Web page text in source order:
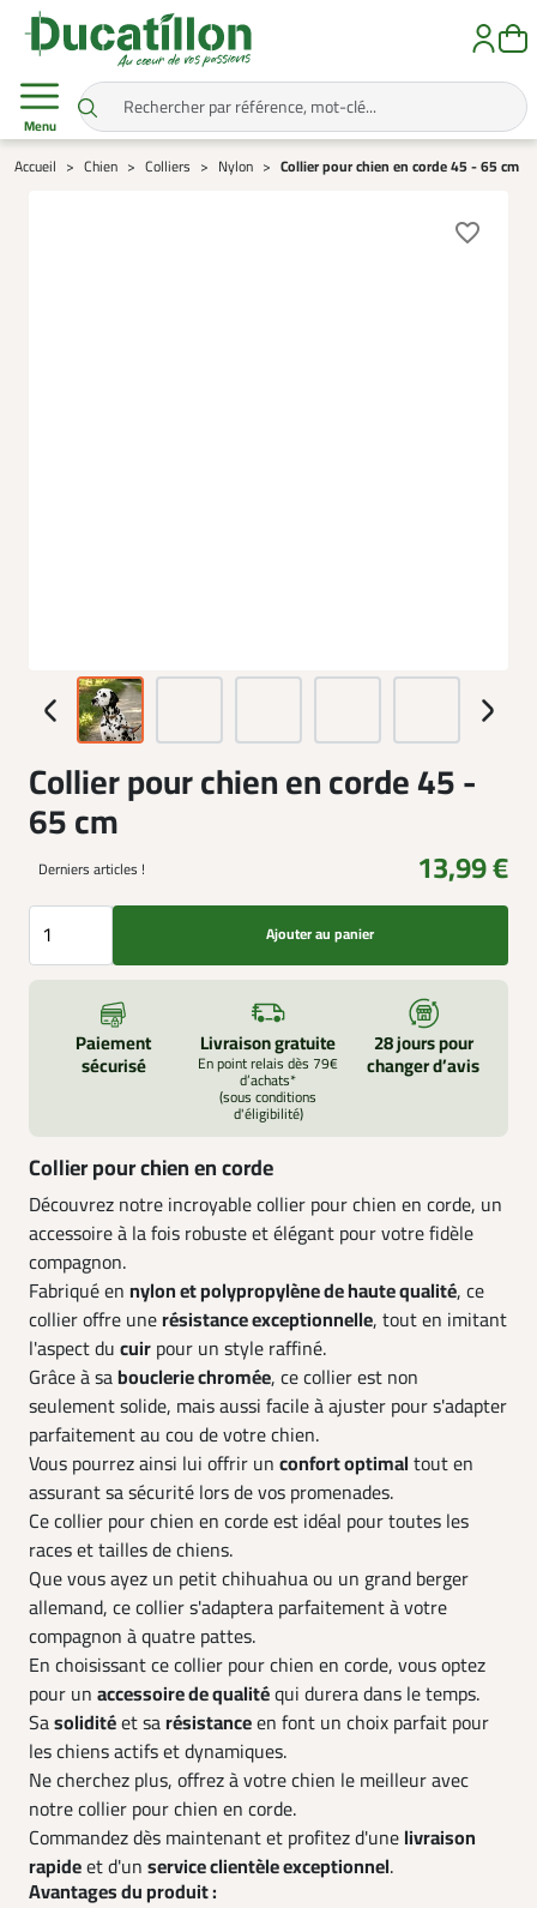
Menu
Accueil Chien Colliers Nylon Collier pour chien en corde 45 - 65 cm
favorite_border
Collier pour chien en corde 45 -
65 cm
Derniers articles ! 13,99 €
Ajouter au panier
Paiement
sécurisé
Livraison gratuite
En point relais dès 79€
d’achats*
(sous conditions
d'éligibilité)
28 jours pour
changer d’avis
Collier pour chien en corde
Découvrez notre incroyable collier pour chien en corde, un
accessoire à la fois robuste et élégant pour votre fidèle
compagnon.
Fabriqué en nylon et polypropylène de haute qualité, ce
collier offre unerésistance exceptionnelle, tout en imitant
l'aspect du cuir pour un style raffiné.
Grâce à sabouclerie chromée, ce collier est non
seulement solide, mais aussi facile à ajuster pour s'adapter
parfaitement au cou de votre chien.
Vous pourrez ainsi lui offrir un confort optimal tout en
assurant sa sécurité lors de vos promenades.
Ce collier pour chien en corde est idéal pour toutes les
races et tailles de chiens.
Que vous ayez un petit chihuahua ou un grand berger
allemand, ce collier s'adaptera parfaitement à votre
compagnon à quatre pattes.
En choisissant ce collier pour chien en corde, vous optez
pour un accessoire de qualitéqui durera dans le temps.
Sasoliditéet sarésistanceen font un choix parfait pour
les chiens actifs et dynamiques.
Ne cherchez plus, offrez à votre chien le meilleur avec
notre collier pour chien en corde.
Commandez dès maintenant et profitez d'une livraison
rapideet d'un service clientèle exceptionnel.
Avantages du produit :